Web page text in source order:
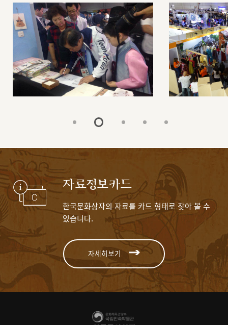
자료정보카드
한국문화상자의 자료를 카드 형태로 찾아 볼 수
있습니다.
자세히보기